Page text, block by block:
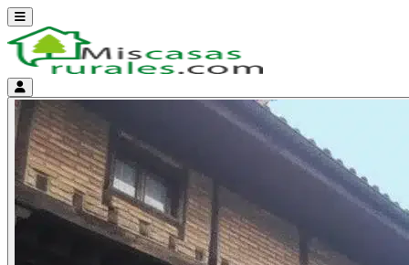
Abrir menú
Menú de cuenta